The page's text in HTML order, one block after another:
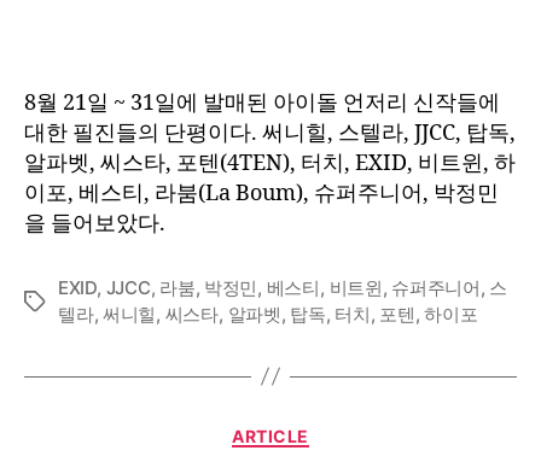
8월 21일 ~ 31일에 발매된 아이돌 언저리 신작들에
대한 필진들의 단평이다. 써니힐, 스텔라, JJCC, 탑독,
알파벳, 씨스타, 포텐(4TEN), 터치, EXID, 비트윈, 하
이포, 베스티, 라붐(La Boum), 슈퍼주니어, 박정민
을 들어보았다.
Tags
EXID, JJCC, 라붐, 박정민, 베스티, 비트윈, 슈퍼주니어, 스
텔라, 써니힐, 씨스타, 알파벳, 탑독, 터치, 포텐,하이포
Categories
ARTICLE